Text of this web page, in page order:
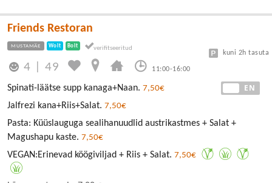
Friends Restoran
MUSTAMÄE Wolt Bolt
4 |49 11:00-16:00
kuni 2h tasuta
EN
Spinati-läätse supp kanaga+Naan. 7,50€
Jalfrezi kana+Riis+Salat. 7,50€
Pasta: Küüslauguga sealihanuudlid austrikastmes + Salat +
Magushapu kaste. 7,50€
VEGAN:Erinevad köögiviljad + Riis + Salat. 7,50€